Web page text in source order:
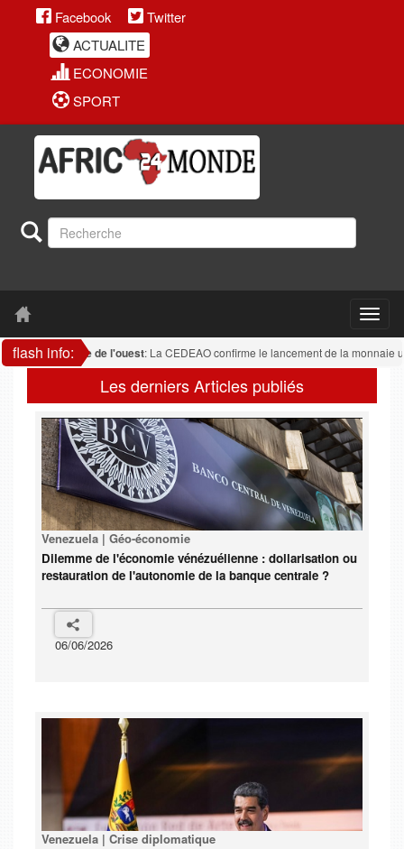
Facebook
Twitter
ACTUALITE
ECONOMIE
SPORT
flash info:
Afrique de l'ouest: La CEDEAO confirme le lancement de la monnaie
Les derniers Articles publiés
Venezuela | Géo-économie
Dilemme de l'économie vénézuélienne : dollarisation ou
restauration de l'autonomie de la banque centrale ?
06/06/2026
Venezuela | Crise diplomatique